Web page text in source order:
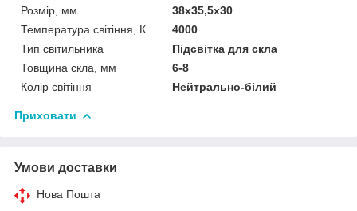
Розмір, мм
38х35,5х30
Температура світіння, К
4000
Тип світильника
Підсвітка для скла
Товщина скла, мм
6-8
Колір світіння
Нейтрально-білий
Приховати
Умови доставки
Нова Пошта